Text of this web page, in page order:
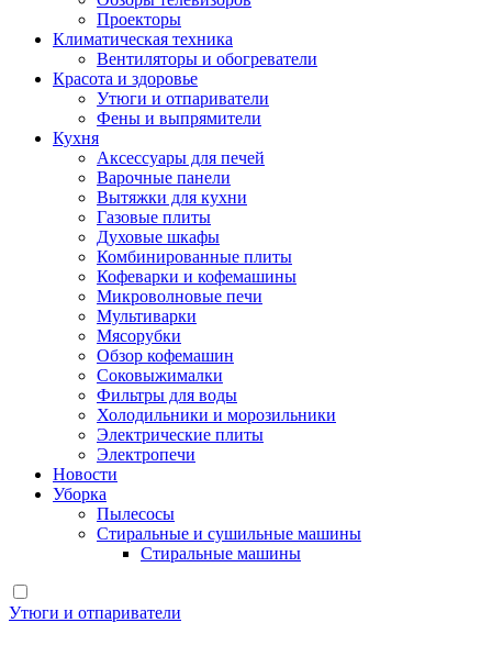
Проекторы
Климатическая техника
Вентиляторы и обогреватели
Красота и здоровье
Утюги и отпариватели
Фены и выпрямители
Кухня
Аксессуары для печей
Варочные панели
Вытяжки для кухни
Газовые плиты
Духовые шкафы
Комбинированные плиты
Кофеварки и кофемашины
Микроволновые печи
Мультиварки
Мясорубки
Обзор кофемашин
Соковыжималки
Фильтры для воды
Холодильники и морозильники
Электрические плиты
Электропечи
Новости
Уборка
Пылесосы
Стиральные и сушильные машины
Стиральные машины
Утюги и отпариватели